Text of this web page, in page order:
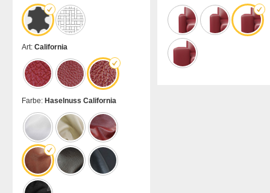
Art: California
Farbe: Haselnuss California